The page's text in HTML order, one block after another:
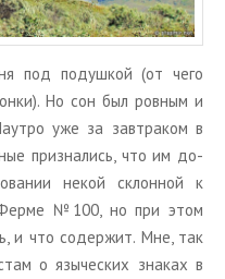
под по­душ­кой (от чего
Но сон был ров­ным и
уже за зав­тра­ком в
при­зна­лись, что им до­
некой склон­ной к
№100, но при этом
и что со­дер­жит. Мне, так
о язы­че­ских зна­ках в